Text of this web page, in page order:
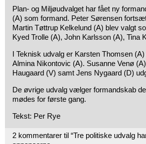
Plan- og Miljøudvalget har fået ny
(A) som formand. Peter Sørensen
Martin Tøttrup Kelkelund (A) blev valgt
Kyed Trolle (A), John Karlsson (A), Tina
I Teknisk udvalg er Karsten Thomsen
Almina Nikontovic (A). Susanne Venø
Haugaard (V) samt Jens Nygaard (D)
De øvrige udvalg vælger formandskab
mødes for første gang.
Tekst: Per Rye
2 kommentarer til “Tre politiske udvalg